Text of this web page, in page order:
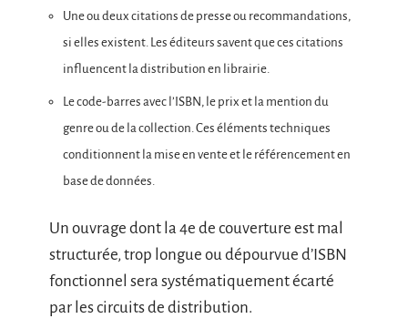
Une ou deux citations de presse ou recommandations,
si elles existent. Les éditeurs savent que ces citations
influencent la distribution en librairie.
Le code-barres avec l’ISBN, le prix et la mention du
genre ou de la collection. Ces éléments techniques
conditionnent la mise en vente et le référencement en
base de données.
Un ouvrage dont la 4e de couverture est mal
structurée, trop longue ou dépourvue d’ISBN
fonctionnel sera systématiquement écarté
par les circuits de distribution.